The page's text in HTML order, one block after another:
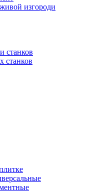
изгороди
станков
станков